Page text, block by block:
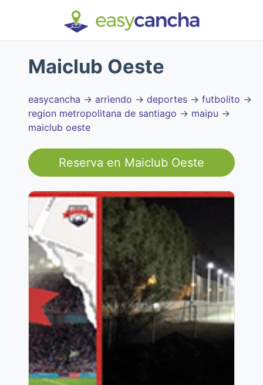
Maiclub Oeste
easycancha → arriendo → deportes → futbolito →
region metropolitana de santiago → maipu →
maiclub oeste
Reserva en Maiclub Oeste